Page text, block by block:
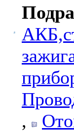
,